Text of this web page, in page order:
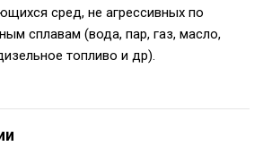
сред, не агрессивных по
сплавам (вода, пар, газ, масло,
топливо и др).